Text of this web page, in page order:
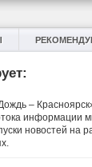
–
информации
новостей на